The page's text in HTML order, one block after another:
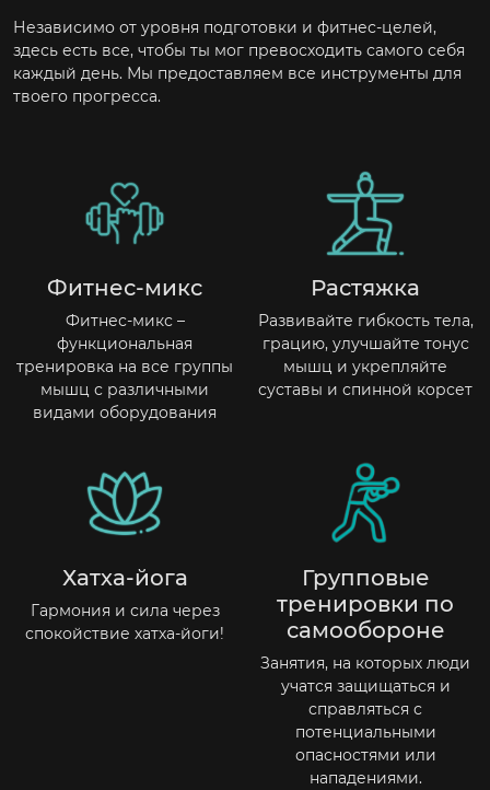
Независимо от уровня подготовки и фитнес-целей,
здесь есть все, чтобы ты мог превосходить самого себя
каждый день. Мы предоставляем все инструменты для
твоего прогресса.
Фитнес-микс
Фитнес-микс –
функциональная
тренировка на все группы
мышц с различными
видами оборудования
Растяжка
Развивайте гибкость тела,
грацию, улучшайте тонус
мышц и укрепляйте
суставы и спинной корсет
Хатха-йога
Гармония и сила через
спокойствие хатха-йоги!
Групповые
тренировки по
самообороне
Занятия, на которых люди
учатся защищаться и
справляться с
потенциальными
опасностями или
нападениями.